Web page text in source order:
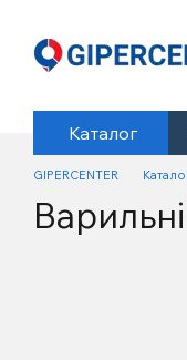
Каталог
GIPERCENTER